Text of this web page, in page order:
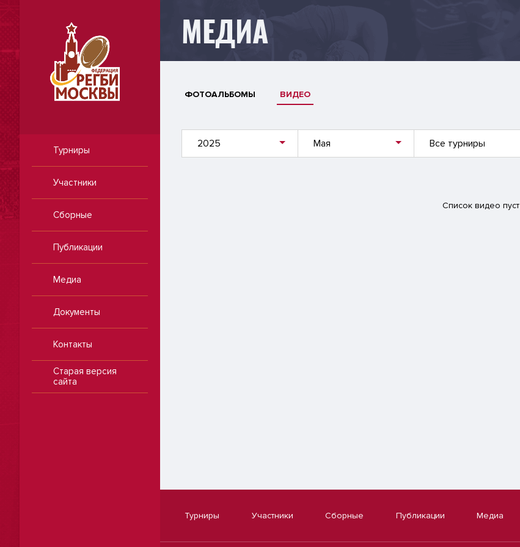
Турниры
Участники
Сборные
Публикации
Медиа
Документы
Контакты
Старая версия
сайта
МЕДИА
ФОТОАЛЬБОМЫ ВИДЕО
2025 Мая Все турниры
Список видео пуст
Турниры Участники Сборные Публикации Медиа